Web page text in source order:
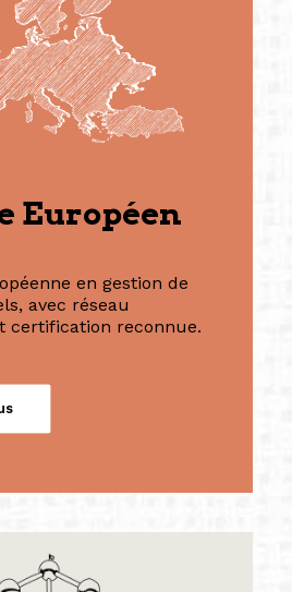
Européen
en gestion de
avec réseau
certification reconnue.